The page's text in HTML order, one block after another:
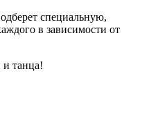
специальную,
в зависимости от
танца!